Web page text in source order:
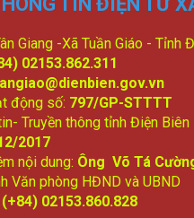
Giang -Xã Tuần Giáo - Tỉnh
02153.862.311
động số: 797/GP-STTTT
Truyền thông tỉnh Điện Biên
2017
nội dung: Ông Võ Tá
Văn phòng HĐND và UBND
(+84) 02153.860.828